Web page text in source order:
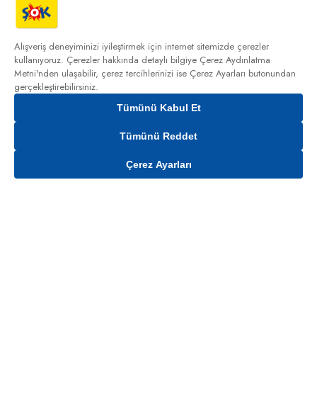
Gelince Haber Ver
Alışveriş deneyiminizi iyileştirmek için internet sitemizde çerezler
kullanıyoruz. Çerezler hakkında detaylı bilgiye Çerez Aydınlatma
Metni'nden ulaşabilir, çerez tercihlerinizi ise Çerez Ayarları butonundan
gerçekleştirebilirsiniz.
Tümünü Kabul Et
Tümünü Reddet
Çerez Ayarları